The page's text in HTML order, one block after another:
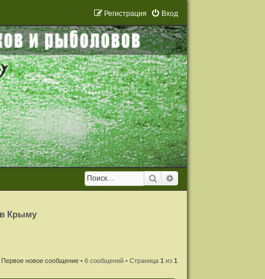
Вход
Регистрация
Поиск
Крыму
Первое новое сообщение • 6 сообщений • Страница1 из1